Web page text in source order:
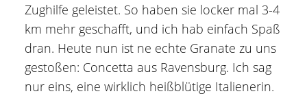
Zughilfe geleistet. So haben sie locker mal 3-4
km mehr geschafft, und ich hab einfach Spaß
dran. Heute nun ist ne echte Granate zu uns
gestoßen: Concetta aus Ravensburg. Ich sag
nur eins, eine wirklich heißblütige Italienerin.